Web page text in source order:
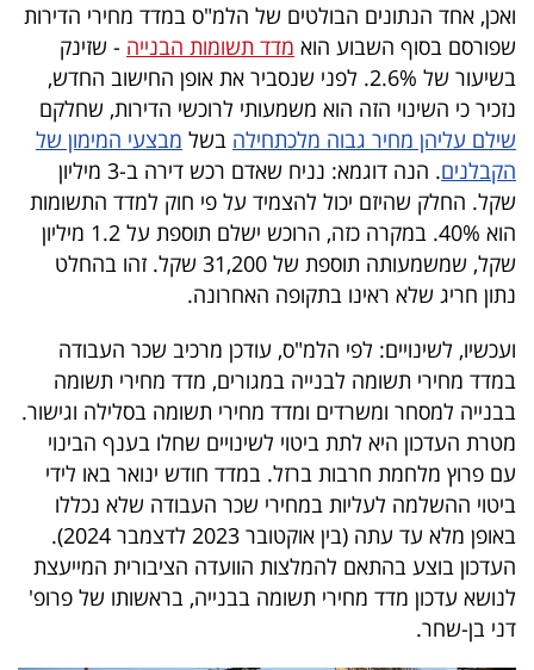
40
שיתופי
פעולה
דרושים
מייל
אדום
פרסמו
באייס
עקבו
ואכן, אחד הנתונים הבולטים של הלמ"ס במדד מחירי הדירות
שפורסם בסוף השבוע הוא מדד תשומות הבנייה - שזינק
בשיעור של 2.6%. לפני שנסביר את אופן החישוב החדש,
נזכיר כי השינוי הזה הוא משמעותי לרוכשי הדירות, שחלקם
שילם עליהן מחיר גבוה מלכתחילה בשל מבצעי המימון של
הקבלנים
. הנה דוגמא: נניח שאדם רכש דירה ב-3 מיליון
שקל. החלק שהיזם יכול להצמיד על פי חוק למדד התשומות
הוא 40%. במקרה כזה, הרוכש ישלם תוספת על 1.2 מיליון
שקל, שמשמעותה תוספת של 31,200 שקל. זהו בהחלט
נתון חריג שלא ראינו בתקופה האחרונה.
ועכשיו, לשינויים: לפי הלמ"ס, עודכן מרכיב שכר העבודה
במדד מחירי תשומה לבנייה במגורים, מדד מחירי תשומה
בבנייה למסחר ומשרדים ומדד מחירי תשומה בסלילה וגישור.
מטרת העדכון היא לתת ביטוי לשינויים שחלו בענף הבינוי
עם פרוץ מלחמת חרבות ברזל. במדד חודש ינואר באו לידי
ביטוי ההשלמה לעליות במחירי שכר העבודה שלא נכללו
באופן מלא עד עתה (בין אוקטובר 2023 לדצמבר 2024).
העדכון בוצע בהתאם להמלצות הוועדה הציבורית המייעצת
לנושא עדכון מדד מחירי תשומה בבנייה, בראשותו של פרופ'
דני בן-שחר.